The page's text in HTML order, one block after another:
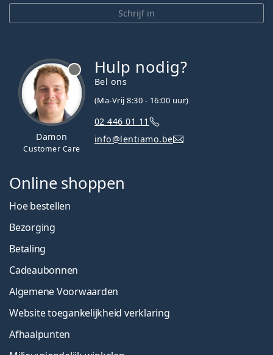
Schrijf in
Damon
Customer Care
Hulp nodig?
Bel ons
(Ma-Vrij 8:30 - 16:00 uur)
02 446 01 11
info@lentiamo.be
Online shoppen
Hoe bestellen
Bezorging
Betaling
Cadeaubonnen
Algemene Voorwaarden
Website toegankelijkheid verklaring
Afhaalpunten